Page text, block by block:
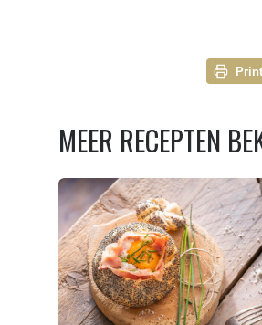
Print
MEER RECEPTEN